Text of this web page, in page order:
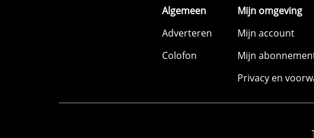
Algemeen
Adverteren
Colofon
Mijn omgeving
Mijn account
Mijn
Privacy en